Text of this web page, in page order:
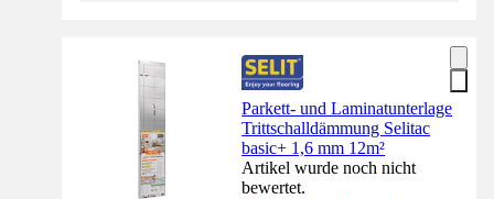
Parkett- und Laminatunterlage
Trittschalldämmung Selitac
basic+ 1,6 mm 12m²
Artikel wurde noch nicht
bewertet.